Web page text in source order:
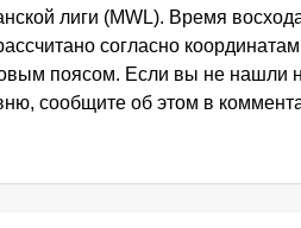
лиги (MWL). Время
согласно
поясом. Если вы не нашли
сообщите об этом в